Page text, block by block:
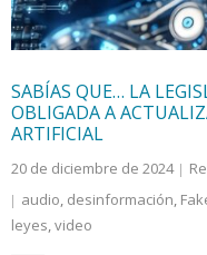
SABÍAS QUE… LA
OBLIGADA A
ARTIFICIAL
20 de diciembre de 2024
audio, desinformación,
leyes,video